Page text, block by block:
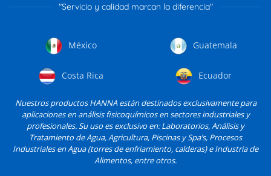
"Servicio y calidad marcan la diferencia"
México Guatemala
Costa Rica Ecuador
Nuestros productos HANNA están destinados exclusivamente para
aplicaciones en análisis fisicoquímicos en sectores industriales y
profesionales. Su uso es exclusivo en: Laboratorios, Análisis y
Tratamiento de Agua, Agricultura, Piscinas y Spa’s, Procesos
Industriales en Agua (torres de enfriamiento, calderas) e Industria de
Alimentos, entre otros.